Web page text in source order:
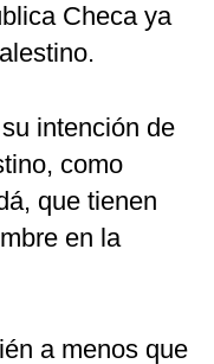
Checa ya
intención de
como
que tienen
en la
a menos que